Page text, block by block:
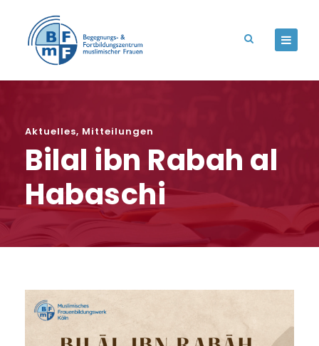
Aktuelles, Mitteilungen
Bilal ibn Rabah al
Habaschi